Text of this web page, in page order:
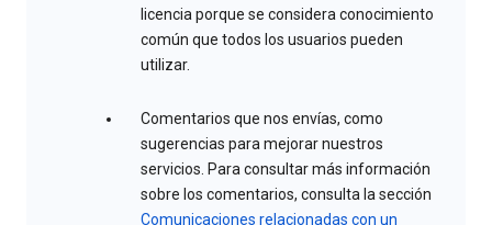
licencia porque se considera conocimiento
común que todos los usuarios pueden
utilizar.
Comentarios que nos envías, como
sugerencias para mejorar nuestros
servicios. Para consultar más información
sobre los comentarios, consulta la sección
Comunicaciones relacionadas con un